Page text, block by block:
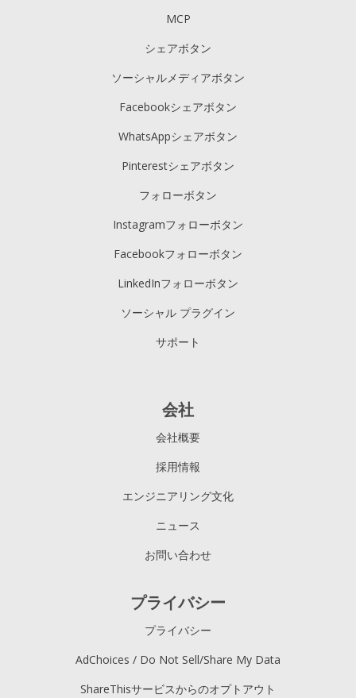
MCP
シェアボタン
ソーシャルメディアボタン
Facebookシェアボタン
WhatsAppシェアボタン
Pinterestシェアボタン
フォローボタン
Instagramフォローボタン
Facebookフォローボタン
LinkedInフォローボタン
ソーシャル プラグイン
サポート
会社
会社概要
採用情報
エンジニアリング文化
ニュース
お問い合わせ
プライバシー
プライバシー
AdChoices / Do Not Sell/Share My Data
ShareThisサービスからのオプトアウト